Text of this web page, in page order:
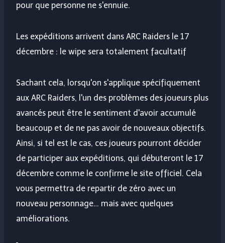
pour que personne ne s'ennuie.
Les expéditions arrivent dans ARC Raiders le 17
décembre : le wipe sera totalement facultatif
Sachant cela, lorsqu'on s'applique spécifiquement
aux ARC Raiders, l'un des problèmes des joueurs plus
avancés peut être le sentiment d'avoir accumulé
beaucoup et de ne pas avoir de nouveaux objectifs.
Ainsi, si tel est le cas, ces joueurs pourront décider
de participer aux expéditions, qui débuteront le 17
décembre comme le confirme le site officiel. Cela
vous permettra de repartir de zéro avec un
nouveau personnage… mais avec quelques
améliorations.